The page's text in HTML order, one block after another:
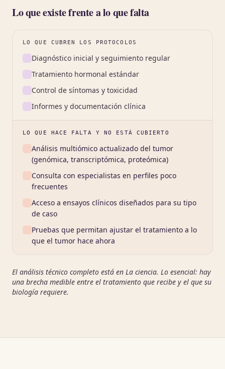
Lo que existe frente a lo que falta
LO QUE CUBREN LOS PROTOCOLOS
Diagnóstico inicial y seguimiento regular
Tratamiento hormonal estándar
Control de síntomas y toxicidad
Informes y documentación clínica
LO QUE HACE FALTA Y NO ESTÁ CUBIERTO
Análisis multiómico actualizado del tumor
(genómica, transcriptómica, proteómica)
Consulta con especialistas en perfiles poco
frecuentes
Acceso a ensayos clínicos diseñados para su tipo
de caso
Pruebas que permitan ajustar el tratamiento a lo
que el tumor hace ahora
El análisis técnico completo está en La ciencia. Lo esencial: hay
una brecha medible entre el tratamiento que recibe y el que su
biología requiere.